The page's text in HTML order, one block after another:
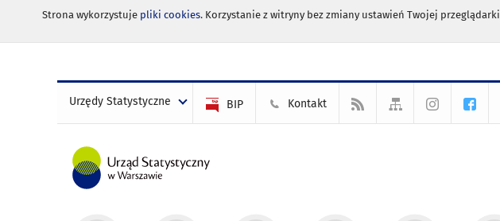
Strona wykorzystuje pliki cookies. Korzystanie z witryny bez zmiany ustawień Twojej
Urzędy Statystyczne BIP Kontakt